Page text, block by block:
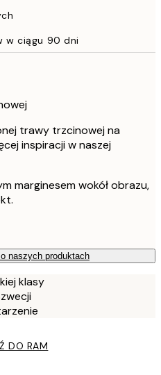
w ciągu 90 dni
trawy trzcinowej na
inspiracji w naszej
marginesem wokół obrazu,
naszych produktach
klasy
DO RAM